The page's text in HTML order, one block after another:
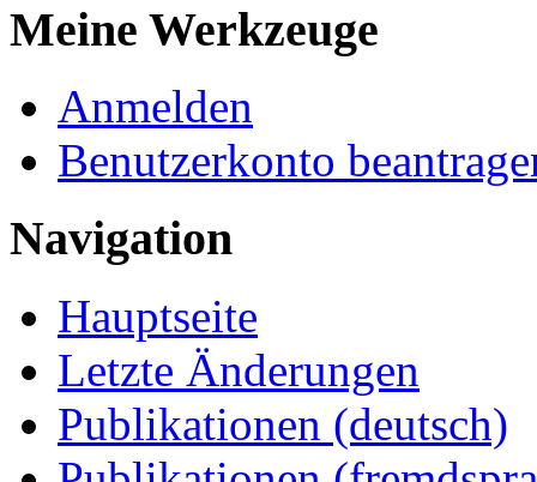
Meine Werkzeuge
Anmelden
Benutzerkonto
Navigation
Hauptseite
Letzte Änderungen
Publikationen (deutsch)